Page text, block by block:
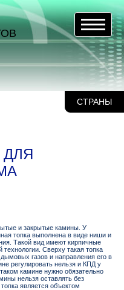
СТРАНЫ
и закрытые камины. У
топка выполнена в виде ниши и
Такой вид имеют кирпичные
Сверху такая топка
газов и направления его в
регулировать нельзя и КПД у
камине нужно обязательно
нельзя оставлять без
является объектом